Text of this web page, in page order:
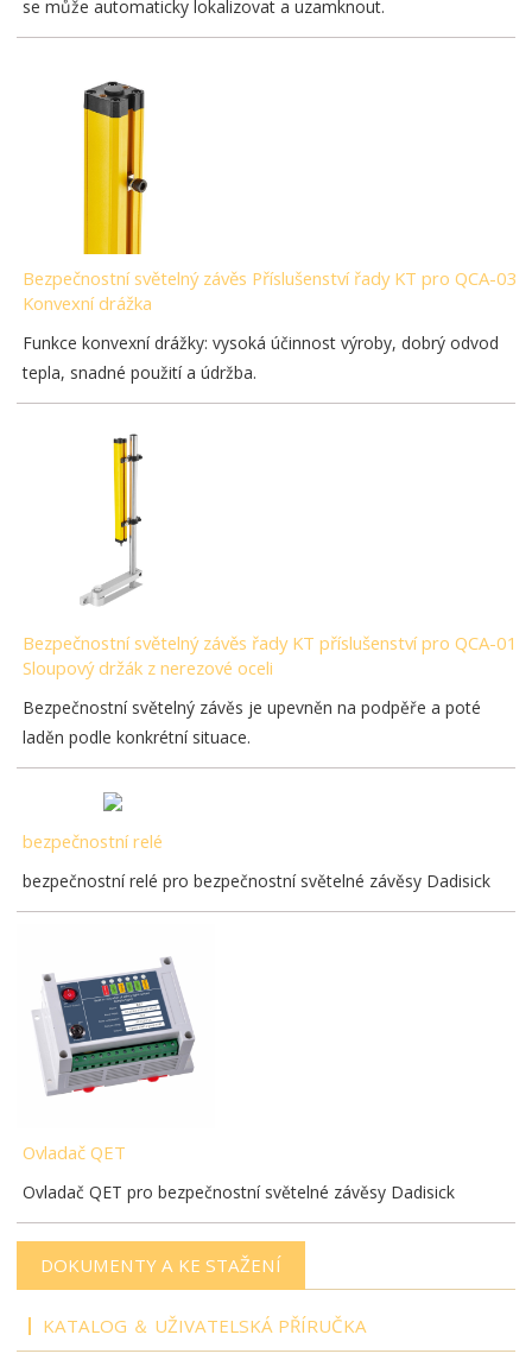
se může automaticky lokalizovat a uzamknout.
Bezpečnostní světelný závěs Příslušenství řady KT pro QCA-03-
Konvexní drážka
Funkce konvexní drážky: vysoká účinnost výroby, dobrý odvod
tepla, snadné použití a údržba.
Bezpečnostní světelný závěs řady KT příslušenství pro QCA-01
Sloupový držák z nerezové oceli
Bezpečnostní světelný závěs je upevněn na podpěře a poté
laděn podle konkrétní situace.
bezpečnostní relé
bezpečnostní relé pro bezpečnostní světelné závěsy Dadisick
Ovladač QET
Ovladač QET pro bezpečnostní světelné závěsy Dadisick
DOKUMENTY A KE STAŽENÍ
KATALOG ＆ UŽIVATELSKÁ PŘÍRUČKA